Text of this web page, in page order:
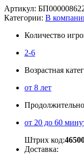
Артикул:
Категории: В
Количество
2-6
Возрастная
от 8 лет
от 20 до 60
Штрих код:
Доставка: